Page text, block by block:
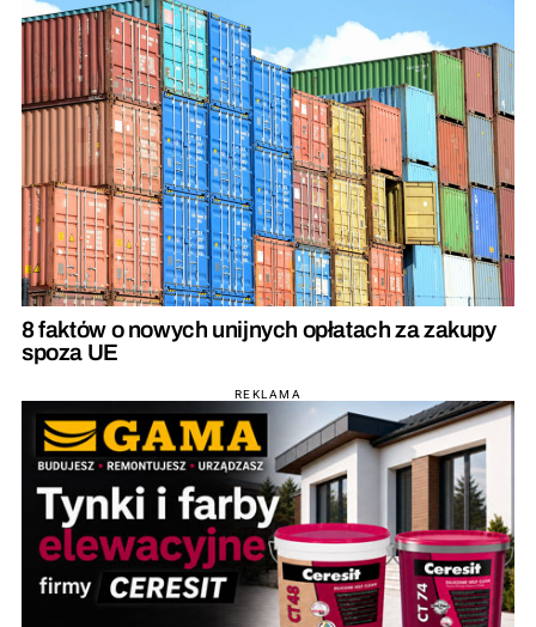
8 faktów o nowych unijnych opłatach za zakupy
spoza UE
REKLAMA